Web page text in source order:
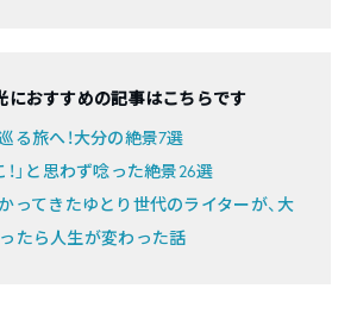
におすすめの記事はこちらです
る旅へ！大分の絶景7選
！」と思わず唸った絶景26選
ってきたゆとり世代のライターが、大
たら人生が変わった話